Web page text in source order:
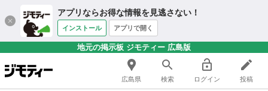
アプリならお得な情報を見逃さない！
インストール アプリで開く
地元の掲示板 ジモティー 広島版
広島県 検索 ログイン 投稿